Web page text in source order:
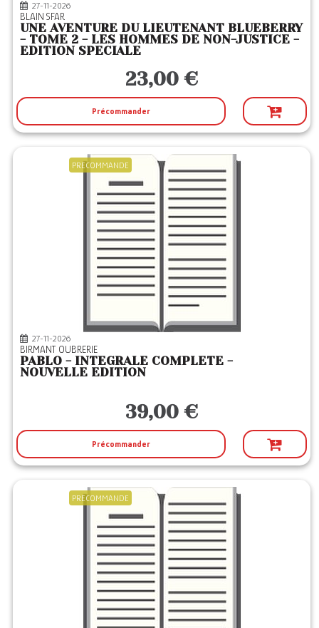
27-11-2026
BLAIN SFAR
UNE AVENTURE DU LIEUTENANT BLUEBERRY
- TOME 2 - LES HOMMES DE NON-JUSTICE -
EDITION SPECIALE
23,00 €
Précommander
PRECOMMANDE
27-11-2026
BIRMANT OUBRERIE
PABLO - INTEGRALE COMPLETE -
NOUVELLE EDITION
39,00 €
Précommander
PRECOMMANDE